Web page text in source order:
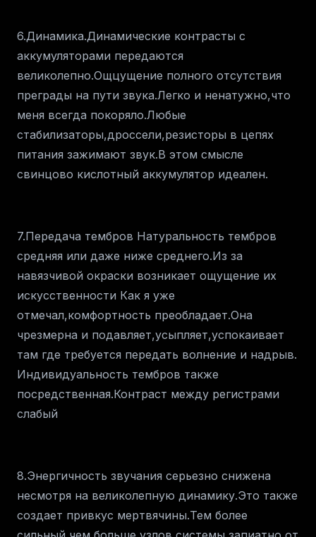
6.Динамика.Динамические контрасты с
аккумуляторами передаются
великолепно.Ощцущение полного отсутствия
преграды на пути звука.Легко и ненатужно,что
меня всегда покоряло.Любые
стабилизаторы,дроссели,резисторы в цепях
питания зажимают звук.В этом смысле
свинцово кислотный аккумулятор идеален.
7.Передача тембров Натуральность тембров
средняя или даже ниже среднего.Из за
навязчивой окраски возникает ощущение их
искусственности Как я уже
отмечал,комфортность преобладает.Она
чрезмерна и подавляет,усыпляет,успокаивает
там где требуется передать волнение и надрыв.
Индивидуальность тембров также
посредственная.Контраст между регистрами
слабый
8.Энергичность звучания серьезно снижена
несмотря на великолепную динамику.Это также
создает привкус мертвячины.Тем более